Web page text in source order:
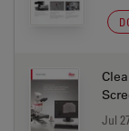
Jul